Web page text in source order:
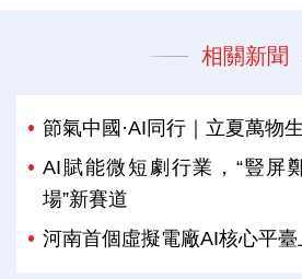
相關新聞
節氣中國·AI同行｜立夏萬物生
AI賦能微短劇行業，“豎屏
場”新賽道
河南首個虛擬電廠AI核心平臺